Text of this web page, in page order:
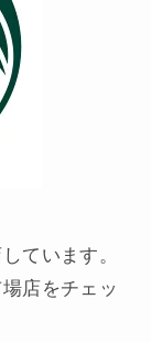
ています。
店をチェッ